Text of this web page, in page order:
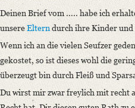
Printed Text
Provider: Dresden, Sächsische
Bibliography: Walzel, Oskar:
296.
Incipit: „[1] Fort St. George d.
Lieber Wilhelm
Deinen Brief vom ..... habe ich
unsereElterndurch ihre Kinder und
Wenn ich an die vielen Seufzer
gekostet, so ist dieses wohl die
überzeugt bin durch Fleiß und
Du wirst mir zwar freylich mit recht